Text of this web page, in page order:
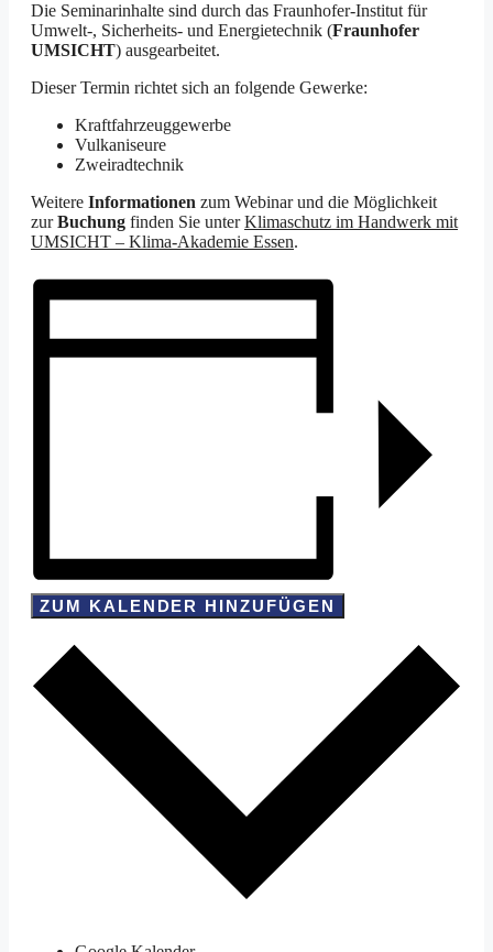
Die Seminarinhalte sind durch das Fraunhofer-Institut für
Umwelt-, Sicherheits- und Energietechnik (Fraunhofer
UMSICHT) ausgearbeitet.
Dieser Termin richtet sich an folgende Gewerke:
Kraftfahrzeuggewerbe
Vulkaniseure
Zweiradtechnik
Weitere Informationen zum Webinar und die Möglichkeit
zurBuchung finden Sie unterKlimaschutz im Handwerk mit
UMSICHT – Klima-Akademie Essen.
ZUM KALENDER HINZUFÜGEN